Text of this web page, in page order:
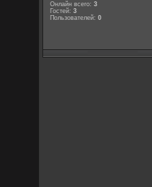
Онлайн всего:3
Гостей:3
Пользователей:0